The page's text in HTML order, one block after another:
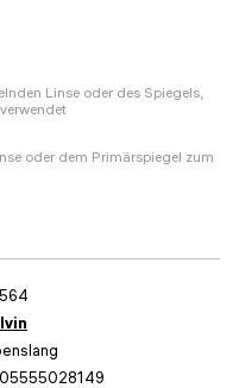
Linse oder des Spiegels,
oder dem Primärspiegel zum